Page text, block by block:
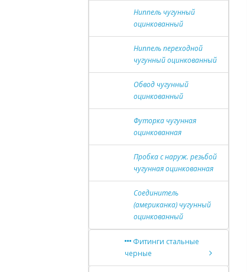
Ниппель чугунный
оцинкованный
Ниппель переходной
чугунный оцинкованный
Обвод чугунный
оцинкованный
Футорка чугунная
оцинкованная
Пробка с наруж. резьбой
чугунная оцинкованная
Соединитель
(американка) чугунный
оцинкованный
Фитинги стальные
черные